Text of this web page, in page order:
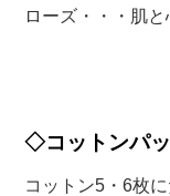
ローズ・・・肌
◇コットンパ
コットン5・6枚